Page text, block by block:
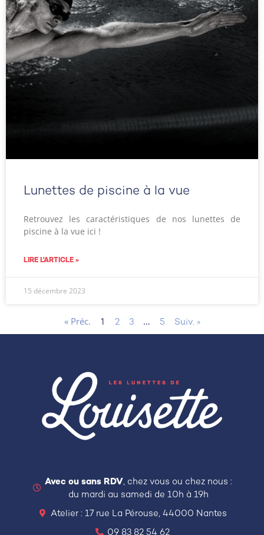
Lunettes de piscine à la vue
Retrouvez les caractéristiques de nos lunettes de
piscine à la vue ici !
LIRE L'ARTICLE »
15 décembre 2023
« Préc. 1 2 3 … 5 Suiv. »
Avec ou sans RDV, chez vous ou chez nous :
du mardi au samedi de 10h à 19h
Atelier : 17 rue La Pérouse, 44000 Nantes
09 83 82 54 62